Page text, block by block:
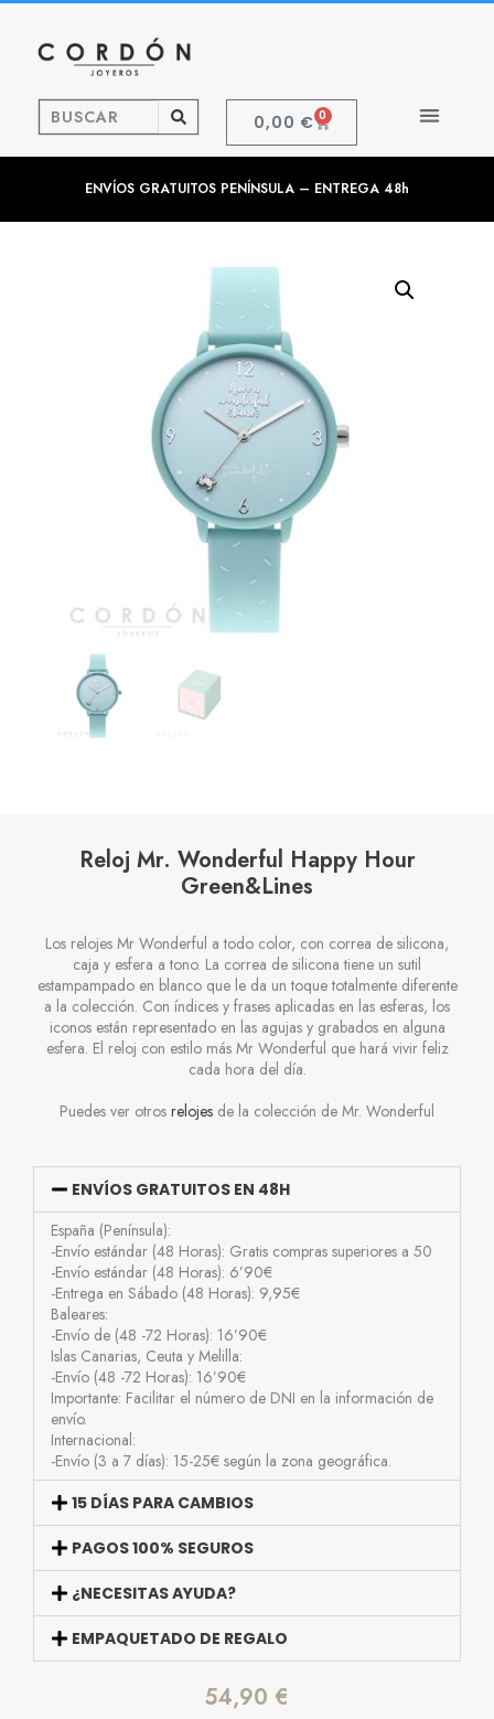
0,00 € 0
ENVÍOS GRATUITOS PENÍNSULA – ENTREGA 48h
Reloj Mr. Wonderful Happy Hour
Green&Lines
Los relojes Mr Wonderful a todo color, con correa de silicona,
caja y esfera a tono. La correa de silicona tiene un sutil
estampampado en blanco que le da un toque totalmente diferente
a la colección. Con índices y frases aplicadas en las esferas, los
iconos están representado en las agujas y grabados en alguna
esfera. El reloj con estilo más Mr Wonderful que hará vivir feliz
cada hora del día.
Puedes ver otros relojes de la colección de Mr. Wonderful
ENVÍOS GRATUITOS EN 48H
España (Península):
-Envío estándar (48 Horas): Gratis compras superiores a 50
-Envío estándar (48 Horas): 6’90€
-Entrega en Sábado (48 Horas): 9,95€
Baleares:
-Envío de (48 -72 Horas): 16’90€
Islas Canarias, Ceuta y Melilla:
-Envío (48 -72 Horas): 16’90€
Importante: Facilitar el número de DNI en la información de
envío.
Internacional:
-Envío (3 a 7 días): 15-25€ según la zona geográfica.
15 DÍAS PARA CAMBIOS
PAGOS 100% SEGUROS
¿NECESITAS AYUDA?
EMPAQUETADO DE REGALO
54,90 €